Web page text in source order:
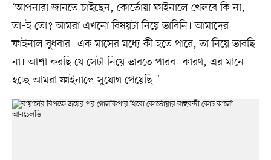
‘আপনারা জানতে চাইছেন, কোর্তোয়া ফাইনালে খেলবে কি না,
তা–ই তো? আমরা এখনো বিষয়টা নিয়ে ভাবিনি। আমাদের
ফাইনাল বুধবার। এক মাসের মধ্যে কী হতে পারে, তা নিয়ে ভাবছি
না। আশা করছি যে সেটা নিয়ে ভাবতে পারব। কারণ, এর মানে
হচ্ছে আমরা ফাইনালে সুযোগ পেয়েছি।’